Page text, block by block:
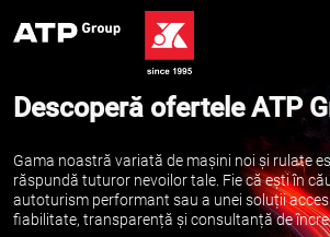
Descoperă ofertele ATP
Gama noastră variată de mașini noi și rulate
răspundă tuturor nevoilor tale. Fie că ești în
autoturism performant sau a unei soluții
fiabilitate, transparență și consultanță de